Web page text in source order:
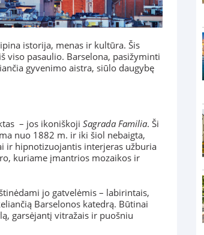
istorija, menas ir kultūra. Šis
viso pasaulio. Barselona, pasižyminti
gyvenimo aistra, siūlo daugybę
– jos ikoniškoji Sagrada Familia. Ši
nuo 1882 m. ir iki šiol nebaigta,
ir hipnotizuojantis interjeras užburia
kuriame įmantrios mozaikos ir
jo gatvelėmis – labirintais,
Barselonos katedrą. Būtinai
garsėjantį vitražais ir puošniu